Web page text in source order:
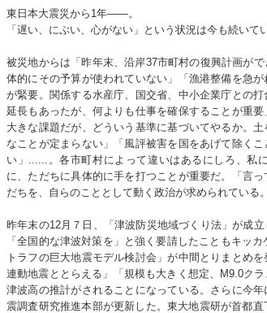
東日本大震災から1年――。
「遅い、にぶい、心がない」という状況は今も続いて
被災地からは「昨年末、沿岸37市町村の復興計画が
体的にその予算が使われていない」「漁港整備を急
が緊要。関係する水産庁、国交省、中小企業庁との
延長もあったが、何よりも仕事を確保することが重
大きな課題だが、どういう基準に基づいてやるか。
なことが定まらない」「風評被害を国をあげて除く
い」......。各市町村によって違いはあるにしろ、私
に、ただちに具体的に手を打つことが重要だ。「言
だちを、自らのこととして動く政治が求められている。
昨年末の12月７日、「津波防災地域づくり法」が成
「全国的な津波対策を」と強く要請したこともキッ
トラフの巨大地震モデル検討会」が中間とりまとめ
連動地震ととらえる」「規模も大きく想定、M9.0ク
津波高の推計がされることになっている。さらに今
震調査研究推進本部が更新した。東大地震研が首都